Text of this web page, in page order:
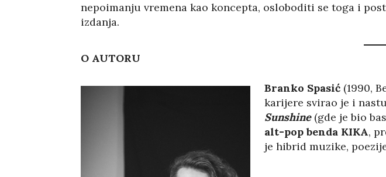
nepoimanju vremena kao koncepta, osloboditi se toga i
izdanja.
O AUTORU
Branko Spasić (1990,
karijere svirao je i
Sunshine (gde je bio
alt-pop benda KIKA,
je hibrid muzike,